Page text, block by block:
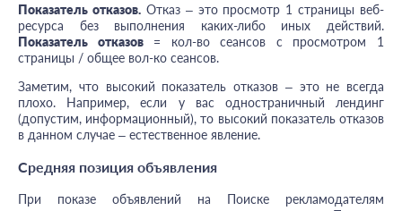
Показатель отказов.Отказ – это просмотр 1 страницы веб-
ресурса без выполнения каких-либо иных действий.
Показатель отказов= кол-во сеансов с просмотром 1
страницы / общее вол-ко сеансов.
Заметим, что высокий показатель отказов – это не всегда
плохо. Например, если у вас одностраничный лендинг
(допустим, информационный), то высокий показатель отказов
в данном случае – естественное явление.
Средняя позиция объявления
При показе объявлений на Поиске рекламодателям